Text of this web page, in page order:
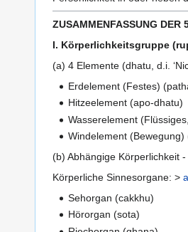
ZUSAMMENFASSUNG DER
I. Körperlichkeitsgruppe
(a) 4 Elemente (dhatu, d.i.
Erdelement (Festes)
Hitzeelement (apo-dhatu)
Wasserelement
Windelement (Bewegung)
(b) Abhängige Körperlichkeit
Körperliche Sinnesorgane: >
Sehorgan (cakkhu)
Hörorgan (sota)